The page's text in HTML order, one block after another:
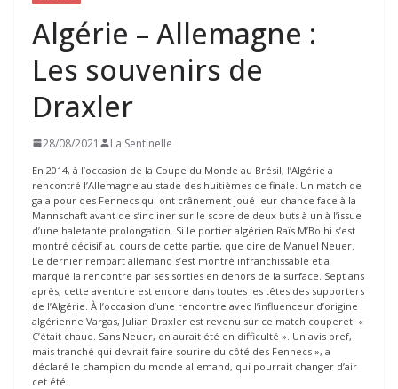
Algérie – Allemagne :
Les souvenirs de
Draxler
28/08/2021 La Sentinelle
En 2014, à l’occasion de la Coupe du Monde au Brésil, l’Algérie a
rencontré l’Allemagne au stade des huitièmes de finale. Un match de
gala pour des Fennecs qui ont crânement joué leur chance face à la
Mannschaft avant de s’incliner sur le score de deux buts à un à l’issue
d’une haletante prolongation. Si le portier algérien Raïs M’Bolhi s’est
montré décisif au cours de cette partie, que dire de Manuel Neuer.
Le dernier rempart allemand s’est montré infranchissable et a
marqué la rencontre par ses sorties en dehors de la surface. Sept ans
après, cette aventure est encore dans toutes les têtes des supporters
de l’Algérie. À l’occasion d’une rencontre avec l’influenceur d’origine
algérienne Vargas, Julian Draxler est revenu sur ce match couperet. «
C’était chaud. Sans Neuer, on aurait été en difficulté ». Un avis bref,
mais tranché qui devrait faire sourire du côté des Fennecs », a
déclaré le champion du monde allemand, qui pourrait changer d’air
cet été.